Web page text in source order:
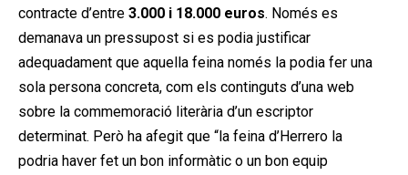
contracte d’entre 3.000 i 18.000 euros. Només es
demanava un pressupost si es podia justificar
adequadament que aquella feina només la podia fer una
sola persona concreta, com els continguts d’una web
sobre la commemoració literària d’un escriptor
determinat. Però ha afegit que “la feina d’Herrero la
podria haver fet un bon informàtic o un bon equip